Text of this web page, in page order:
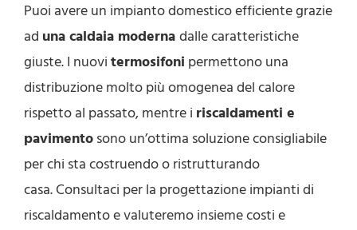
Puoi avere un impianto domestico efficiente grazie
ad una caldaia moderna dalle caratteristiche
giuste. I nuovi termosifoni permettono una
distribuzione molto più omogenea del calore
rispetto al passato, mentre i riscaldamenti e
pavimento sono un’ottima soluzione consigliabile
per chi sta costruendo o ristrutturando
casa. Consultaci per la progettazione impianti di
riscaldamento e valuteremo insieme costi e